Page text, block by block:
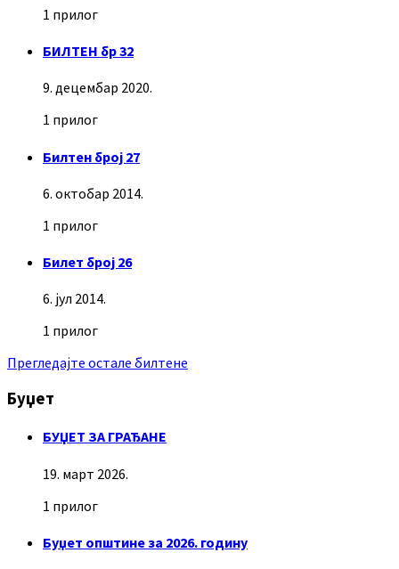
1 прилог
БИЛТЕН бр 32
9. децембар 2020.
1 прилог
Билтен број 27
6. октобар 2014.
1 прилог
Билет број 26
6. јул 2014.
1 прилог
Прегледајте остале билтене
Буџет
БУЏЕТ ЗА ГРАЂАНЕ
19. март 2026.
1 прилог
Буџет општине за 2026. годину